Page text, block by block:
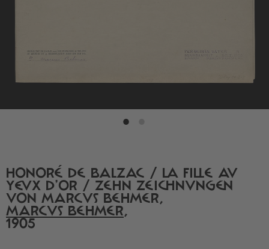
HONORÉ DE BALZAC / LA FILLE AU
YEUX D'OR / ZEHN ZEICHNUNGEN
VON MARCUS BEHMER,
MARCUS BEHMER,
1905